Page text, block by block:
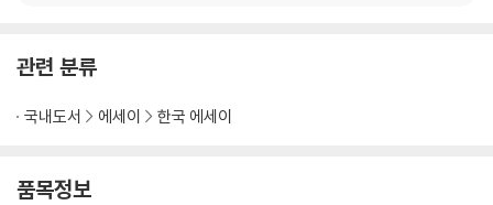
예술의 집을 찾아가는 스탬프 랠리
관련 분류
국내도서 에세이 한국 에세이
품목정보